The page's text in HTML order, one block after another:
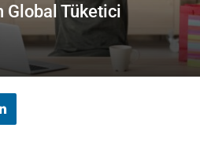
Global Tüketici